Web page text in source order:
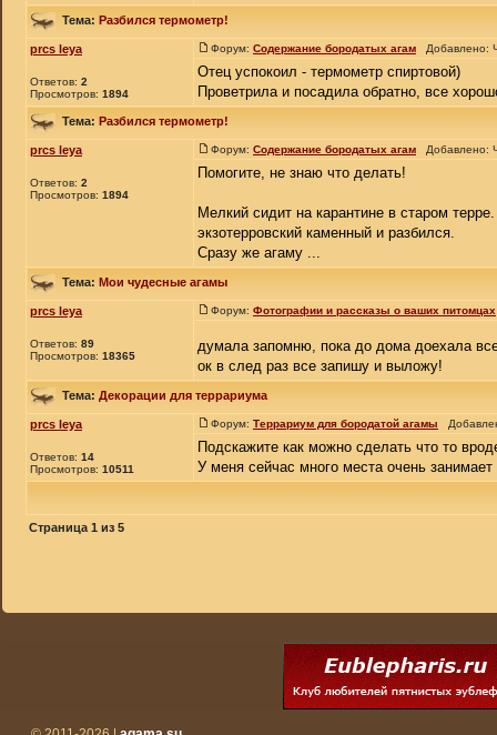
Тема: Разбился термометр!
prcs leya
Ответов: 2
Просмотров: 1894
Форум: Содержание бородатых агам Добавлено:
Отец успокоил - термометр спиртовой)
Проветрила и посадила обратно, все
Тема: Разбился термометр!
prcs leya
Ответов: 2
Просмотров: 1894
Форум: Содержание бородатых агам Добавлено:
Помогите, не знаю что делать!
Мелкий сидит на карантине в старом
экзотерровский каменный и разбился.
Сразу же агаму ...
Тема: Мои чудесные агамы
prcs leya
Ответов: 89
Просмотров: 18365
Форум: Фотографии и рассказы о ваших питомцах
думала запомню, пока до дома доехала
ок в след раз все запишу и выложу!
Тема: Декорации для террариума
prcs leya
Ответов: 14
Просмотров: 10511
Форум: Террариум для бородатой агамы
Подскажите как можно сделать что то
У меня сейчас много места очень
Страница 1 из 5